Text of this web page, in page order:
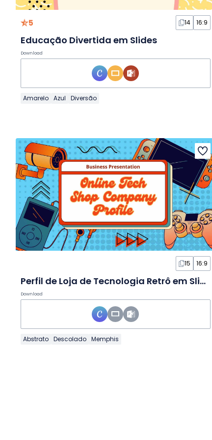
5 14 16:9
Educação Divertida em Slides
Download
Amarelo Azul Diversão
15 16:9
Perfil de Loja de Tecnologia Retrô em Slides
Download
Abstrato Descolado Memphis